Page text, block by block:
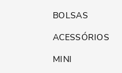
BOLSAS
ACESSÓRIOS
MINI